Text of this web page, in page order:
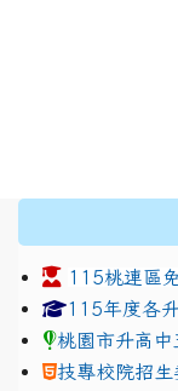
115桃連區
link to https://
115年度各
桃園市升高
技專校院招